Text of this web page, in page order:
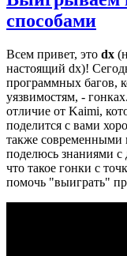
способами
Всем привет, это dx
настоящий dx)!
программных багов,
уязвимостям, -
отличие от Kaimi,
поделится с вами
также современными
поделюсь знаниями с
что такое гонки с
помочь "выиграть"